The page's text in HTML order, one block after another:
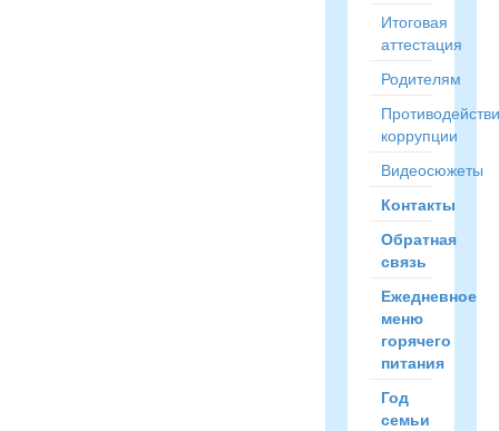
Итоговая
аттестация
Родителям
коррупции
Видеосюжеты
Контакты
Обратная
связь
Ежедневное
меню
горячего
питания
Год
семьи